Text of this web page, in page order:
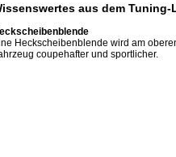
aus dem
Heckscheibenblende wird am
coupehafter und sportlicher.